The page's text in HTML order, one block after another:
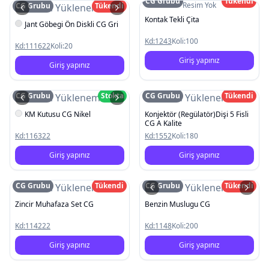
Resim Yüklenemedi
CG Grubu
Tükendi
Jant Göbegi Ön Diskli CG Gri
Kd:111622Koli:20
Giriş yapınız
Resim Yok
Kontak Tekli Çita
Kd:1243Koli:100
Giriş yapınız
Resim Yüklenemedi
CG Grubu
Stokta
KM Kutusu CG Nikel
Kd:116322
Giriş yapınız
Resim Yüklenemedi
CG Grubu
Tükendi
Konjektör (Regülatör)Dişi 5 Fisli
CG A Kalite
Kd:1552Koli:180
Giriş yapınız
Resim Yüklenemedi
CG Grubu
Tükendi
Zincir Muhafaza Set CG
Kd:114222
Giriş yapınız
Resim Yüklenemedi
CG Grubu
Tükendi
Benzin Muslugu CG
Kd:1148Koli:200
Giriş yapınız